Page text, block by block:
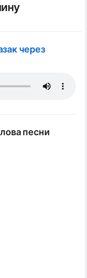
через
песни